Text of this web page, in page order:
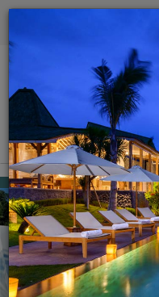
Vue sur la carte
Nai Yang beach
Vos paramètres de cookies